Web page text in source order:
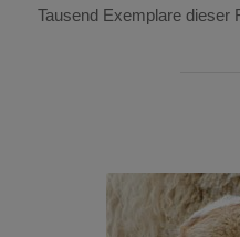
Tausend Exemplare dieser